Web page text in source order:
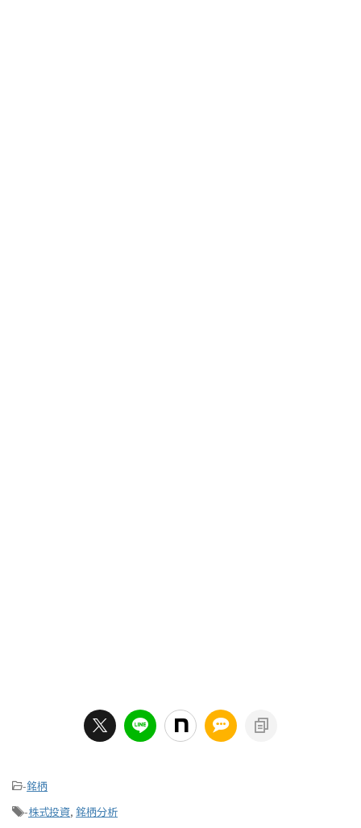
-銘柄
-株式投資, 銘柄分析